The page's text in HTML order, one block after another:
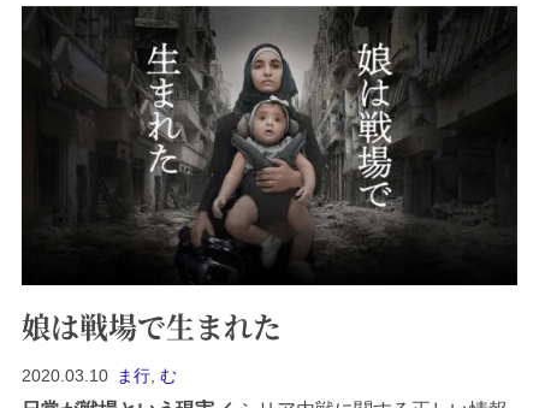
娘は戦場で生まれた
2020.03.10 ま行, む